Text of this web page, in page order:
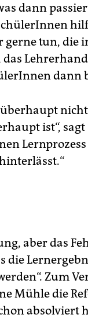
dann
gerne tun, die
dann
ist“,
aber das
die
Zum
Mühle die
absolviert